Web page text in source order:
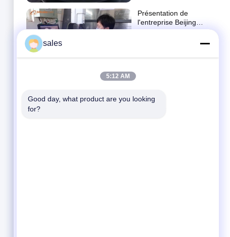
Présentation de
l'entreprise Beijing
Zhong Cheng Quartz
argent de tubes
d'écoulement de quartz
D'autres vidéos
sales
5:12 AM
Good day, what product are you looking
for?